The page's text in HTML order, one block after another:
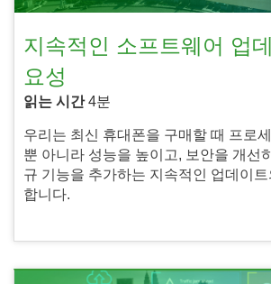
지속적인 소프트웨어 업
요성
읽는 시간4분
우리는 최신 휴대폰을 구매할 때 프로
뿐 아니라 성능을 높이고, 보안을 개선
규 기능을 추가하는 지속적인 업데이
합니다.